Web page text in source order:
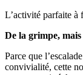
L’activité parfaite à
De la grimpe, mais
Parce que
convivialité, cette